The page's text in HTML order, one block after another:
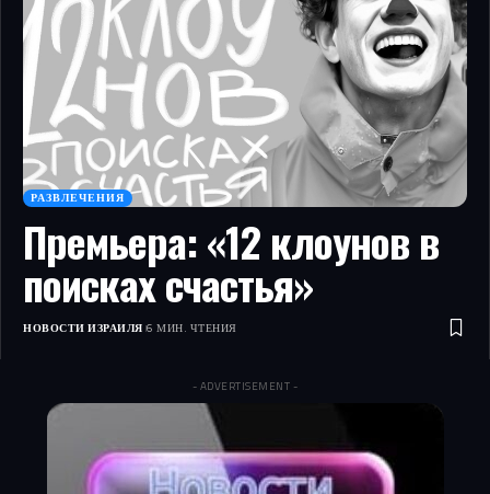
РАЗВЛЕЧЕНИЯ
Премьера: «12 клоунов в
поисках счастья»
НОВОСТИ ИЗРАИЛЯ 6 МИН. ЧТЕНИЯ
- ADVERTISEMENT -